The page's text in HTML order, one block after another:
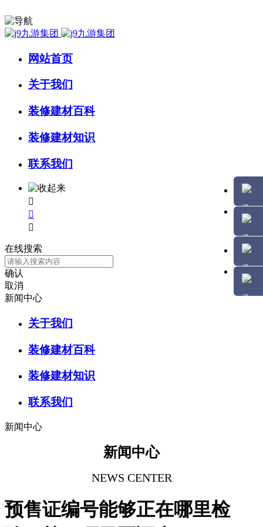
网站首页
关于我们
装修建材百科
装修建材知识
联系我们



在线搜索
确认
取消
新闻中心
关于我们
装修建材百科
装修建材知识
联系我们
新闻中心
新闻中心
NEWS CENTER
预售证编号能够正在哪里检